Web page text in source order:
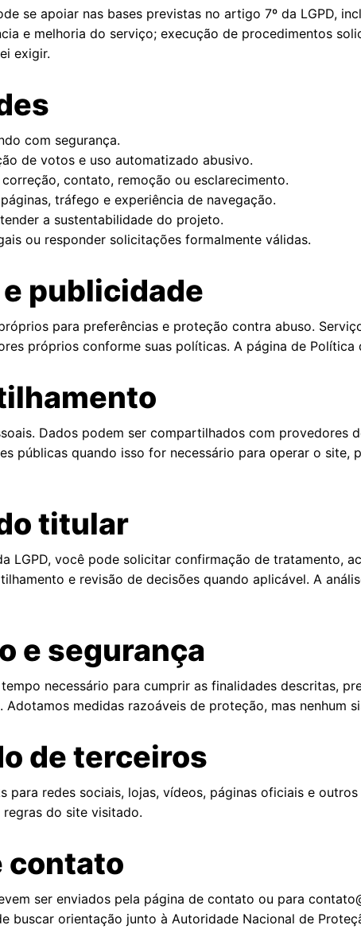
se apoiar nas bases previstas no artigo 7º da LGPD,
e melhoria do serviço; execução de procedimentos
exigir.
com segurança.
de votos e uso automatizado abusivo.
contato, remoção ou esclarecimento.
tráfego e experiência de navegação.
a sustentabilidade do projeto.
ou responder solicitações formalmente válidas.
publicidade
para preferências e proteção contra abuso.
próprios conforme suas políticas. A página de Política
Dados podem ser compartilhados com provedores
públicas quando isso for necessário para operar o
titular
LGPD, você pode solicitar confirmação de tratamento,
e revisão de decisões quando aplicável. A
e segurança
necessário para cumprir as finalidades descritas,
medidas razoáveis de proteção, mas nenhum
de terceiros
para redes sociais, lojas, vídeos, páginas oficiais e
do site visitado.
contato
ser enviados pela página de contato ou para
buscar orientação junto à Autoridade Nacional de